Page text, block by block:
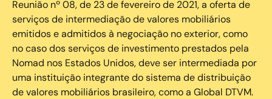
Reunião nº 08, de 23 de fevereiro de 2021, a oferta de
serviços de intermediação de valores mobiliários
emitidos e admitidos à negociação no exterior, como
no caso dos serviços de investimento prestados pela
Nomad nos Estados Unidos, deve ser intermediada por
uma instituição integrante do sistema de distribuição
de valores mobiliários brasileiro, como a Global DTVM.